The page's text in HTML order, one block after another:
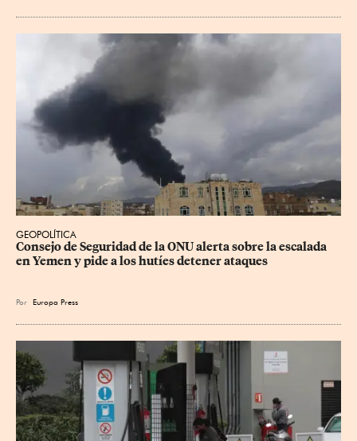
GEOPOLÍTICA
Consejo de Seguridad de la ONU alerta sobre la escalada
en Yemen y pide a los hutíes detener ataques
Por Europa Press